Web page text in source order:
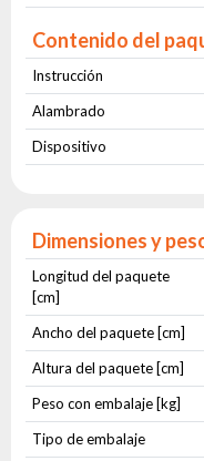
Contenido del
Instrucción
Alambrado
Dispositivo
Dimensiones y
Longitud del paquete
[cm]
Ancho del paquete [cm]
Altura del paquete [cm]
Peso con embalaje [kg]
Tipo de embalaje